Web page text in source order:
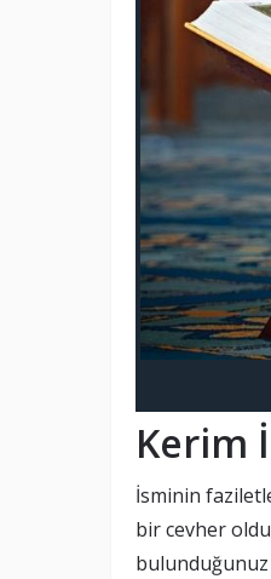
Kerim
İsminin
bir cevher
bulunduğunuz